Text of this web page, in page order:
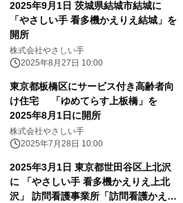
2025年9月1日 茨城県結城市結城に
「やさしい手 看多機かえりえ結城」を
開所
株式会社やさしい手
2025年8月27日 10:00
東京都板橋区にサービス付き高齢者向
け住宅 「ゆめてらす上板橋」を
2025年8月1日に開所
株式会社やさしい手
2025年7月28日 10:00
2025年3月1日 東京都世田谷区上北沢
に 「やさしい手 看多機かえりえ上北
沢」 訪問看護事業所「訪問看護かえり